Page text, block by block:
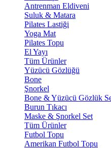
Antrenman Eldiveni
Suluk & Matara
Pilates Lastiği
Yoga Mat
Pilates Topu
El Yayı
Tüm Ürünler
Yüzücü Gözlüğü
Bone
Şnorkel
Bone & Yüzücü Gözlük
Burun Tıkacı
Maske & Şnorkel Set
Tüm Ürünler
Futbol Topu
Amerikan Futbol Topu